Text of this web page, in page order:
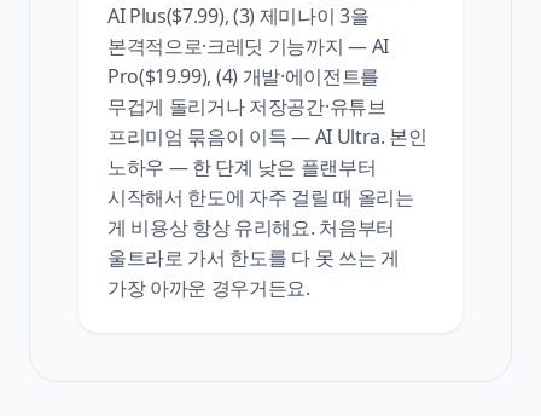
AI Plus($7.99), (3) 제미나이 3을
본격적으로·크레딧 기능까지 — AI
Pro($19.99), (4) 개발·에이전트를
무겁게 돌리거나 저장공간·유튜브
프리미엄 묶음이 이득 — AI Ultra. 본인
노하우 — 한 단계 낮은 플랜부터
시작해서 한도에 자주 걸릴 때 올리는
게 비용상 항상 유리해요. 처음부터
울트라로 가서 한도를 다 못 쓰는 게
가장 아까운 경우거든요.